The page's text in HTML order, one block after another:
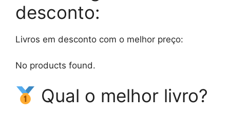
desconto:
Livros em desconto com o melhor preço:
No products found.
Qual o melhor livro?